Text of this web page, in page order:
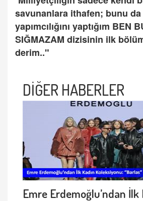
savunanlara ithafen; bunu da
yapımcılığını yaptığım BEN
SIĞMAZAM dizisinin ilk
derim.."
DİĞER HABERLER
Emre Erdemoğlu’ndan İlk